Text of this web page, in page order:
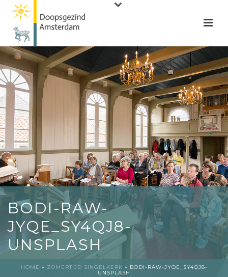
BODI-RAW-
JYQE_SY4QJ8-
UNSPLASH
HOME » ZOMERTIJD SINGELKERK » BODI-RAW-JYQE_SY4QJ8-
UNSPLASH